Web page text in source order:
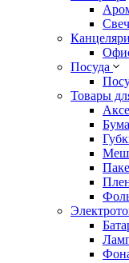
Посуда
Товары